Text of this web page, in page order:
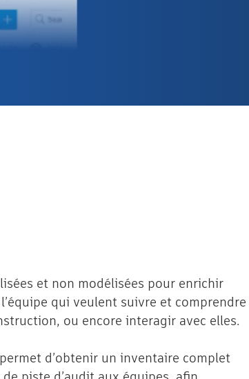
et non modélisées pour enrichir
qui veulent suivre et comprendre
ou encore interagir avec elles.
d’obtenir un inventaire complet